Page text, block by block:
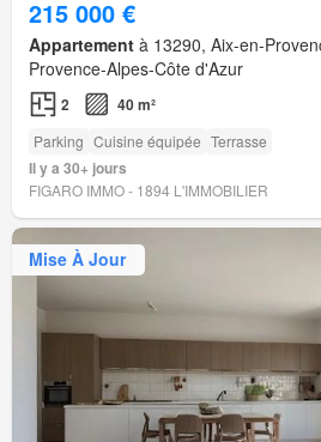
215 000 €
Appartement à 13290, Aix-en-
Provence-Alpes-Côte d'Azur
2 40 m²
Parking Cuisine équipée Terrasse
Il y a 30+ jours
FIGARO IMMO - 1894 L'IMMOBILIER
Mise À Jour